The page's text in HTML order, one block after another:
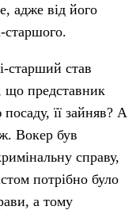
адже від його
старшого.
старший став
представник
її зайняв? А
Вокер був
справу,
потрібно було
а тому